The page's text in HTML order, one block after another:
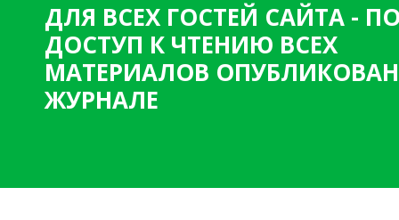
ДЛЯ ВСЕХ ГОСТЕЙ САЙТА -
ДОСТУП К ЧТЕНИЮ ВСЕХ
МАТЕРИАЛОВ
ЖУРНАЛЕ